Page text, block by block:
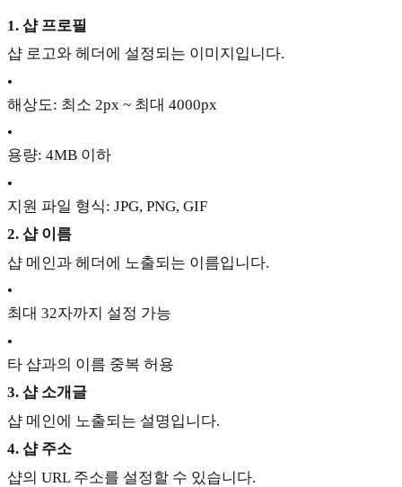
1. 샵 프로필
샵 로고와 헤더에 설정되는 이미지입니다.
•
해상도: 최소 2px ~ 최대 4000px
•
용량: 4MB 이하
•
지원 파일 형식: JPG, PNG, GIF
2. 샵 이름
샵 메인과 헤더에 노출되는 이름입니다.
•
최대 32자까지 설정 가능
•
타 샵과의 이름 중복 허용
3. 샵 소개글
샵 메인에 노출되는 설명입니다.
4. 샵 주소
샵의 URL 주소를 설정할 수 있습니다.